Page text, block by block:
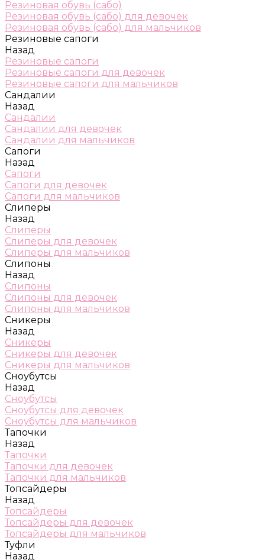
Резиновая обувь (сабо)
Резиновая обувь (сабо) для девочек
Резиновая обувь (сабо) для мальчиков
Резиновые сапоги
Назад
Резиновые сапоги
Резиновые сапоги для девочек
Резиновые сапоги для мальчиков
Сандалии
Назад
Сандалии
Сандалии для девочек
Сандалии для мальчиков
Сапоги
Назад
Сапоги
Сапоги для девочек
Сапоги для мальчиков
Слиперы
Назад
Слиперы
Слиперы для девочек
Слиперы для мальчиков
Слипоны
Назад
Слипоны
Слипоны для девочек
Слипоны для мальчиков
Сникеры
Назад
Сникеры
Сникеры для девочек
Сникеры для мальчиков
Сноубутсы
Назад
Сноубутсы
Сноубутсы для девочек
Сноубутсы для мальчиков
Тапочки
Назад
Тапочки
Тапочки для девочек
Тапочки для мальчиков
Топсайдеры
Назад
Топсайдеры
Топсайдеры для девочек
Топсайдеры для мальчиков
Туфли
Назад